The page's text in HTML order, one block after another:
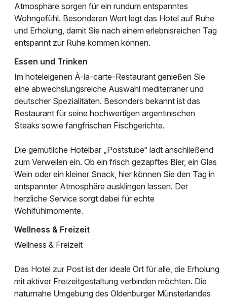
Atmosphäre sorgen für ein rundum entspanntes
Wohngefühl. Besonderen Wert legt das Hotel auf Ruhe
und Erholung, damit Sie nach einem erlebnisreichen Tag
entspannt zur Ruhe kommen können.
Essen und Trinken
Im hoteleigenen À-la-carte-Restaurant genießen Sie
eine abwechslungsreiche Auswahl mediterraner und
deutscher Spezialitäten. Besonders bekannt ist das
Restaurant für seine hochwertigen argentinischen
Steaks sowie fangfrischen Fischgerichte.
Die gemütliche Hotelbar „Poststube“ lädt anschließend
zum Verweilen ein. Ob ein frisch gezapftes Bier, ein Glas
Wein oder ein kleiner Snack, hier können Sie den Tag in
entspannter Atmosphäre ausklingen lassen. Der
herzliche Service sorgt dabei für echte
Wohlfühlmomente.
Wellness & Freizeit
Wellness & Freizeit
Das Hotel zur Post ist der ideale Ort für alle, die Erholung
mit aktiver Freizeitgestaltung verbinden möchten. Die
naturnahe Umgebung des Oldenburger Münsterlandes